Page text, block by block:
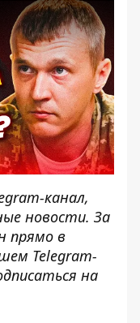
канал,
новости. За
прямо в
Telegram-
на